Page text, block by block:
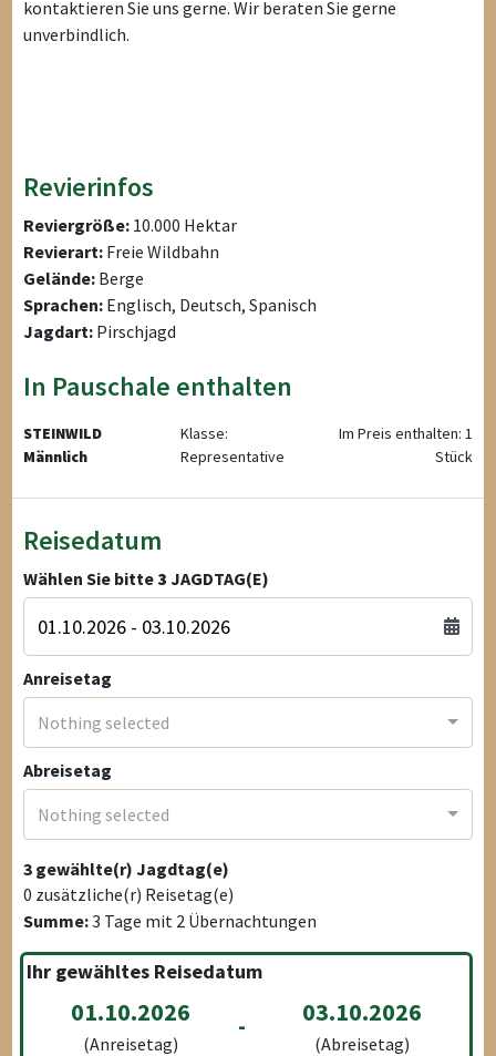
kontaktieren Sie uns gerne. Wir beraten Sie gerne
unverbindlich.
Revierinfos
Reviergröße: 10.000 Hektar
Revierart: Freie Wildbahn
Gelände: Berge
Sprachen: Englisch, Deutsch, Spanisch
Jagdart: Pirschjagd
In Pauschale enthalten
STEINWILD
Männlich
Klasse:
Representative
Im Preis enthalten: 1
Stück
Reisedatum
Wählen Sie bitte 3 JAGDTAG(E)
Anreisetag
Nothing selected
Abreisetag
Nothing selected
3 gewählte(r) Jagdtag(e)
0 zusätzliche(r) Reisetag(e)
Summe:3 Tage mit 2 Übernachtungen
Ihr gewähltes Reisedatum
01.10.2026
(Anreisetag)
- 03.10.2026
(Abreisetag)